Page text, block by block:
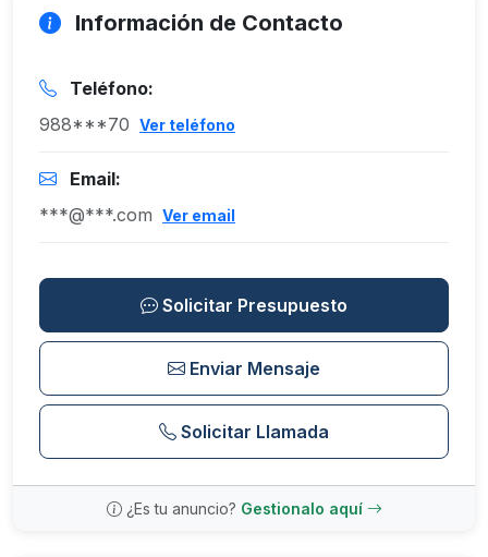
Información de Contacto
Teléfono:
988***70 Ver teléfono
Email:
***@***.com Ver email
Solicitar Presupuesto
Enviar Mensaje
Solicitar Llamada
¿Es tu anuncio? Gestionalo aquí